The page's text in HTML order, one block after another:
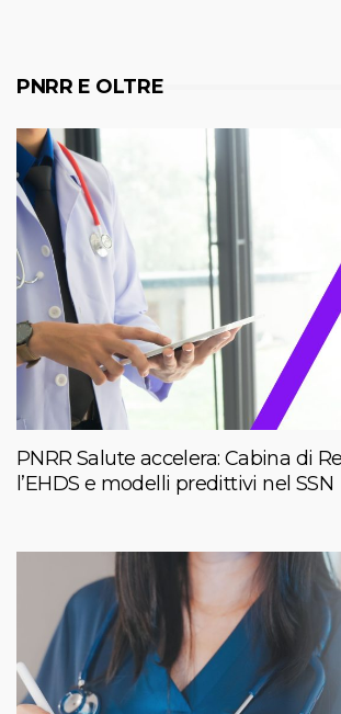
PNRR E OLTRE
PNRR Salute accelera: Cabina di
l’EHDS e modelli predittivi nel SSN